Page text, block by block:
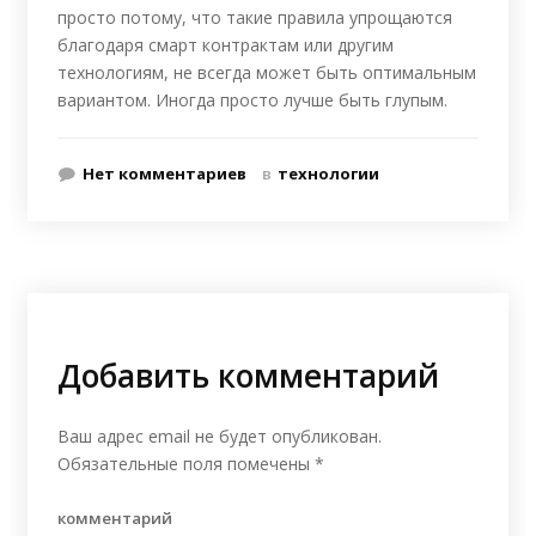
просто потому, что такие правила упрощаются
благодаря смарт контрактам или другим
технологиям, не всегда может быть оптимальным
вариантом. Иногда просто лучше быть глупым.
Нет комментариев в технологии
Добавить комментарий
Ваш адрес email не будет опубликован.
Обязательные поля помечены *
комментарий